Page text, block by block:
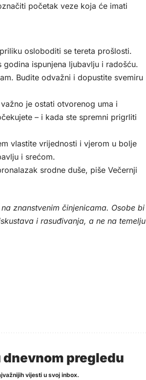
početak veze koja će imati
osloboditi se tereta prošlosti.
ispunjena ljubavlju i radošću.
Budite odvažni i dopustite svemiru
je ostati otvorenog uma i
– i kada ste spremni prigrliti
vlastite vrijednosti i vjerom u bolje
i srećom.
srodne duše, piše Večernji
znanstvenim činjenicama. Osobe bi
i rasuđivanja, a ne na temelju
dnevnom pregledu
vijesti u svoj inbox.